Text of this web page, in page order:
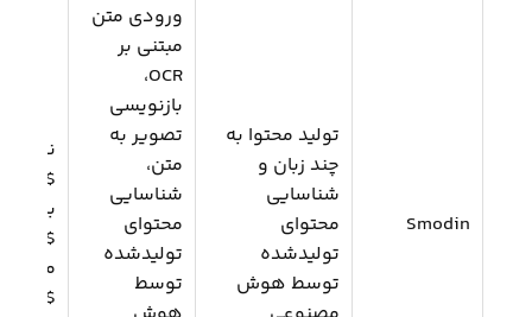
Smodin
تولید محتوا به
چند زبان و
شناسایی
محتوای
تولیدشده
توسط هوش
ورودی متن
مبتنی بر
OCR،
بازنویسی
تصویر به
متن،
شناسایی
محتوای
تولیدشده
توسط
ماه؛
$17.35/ماه